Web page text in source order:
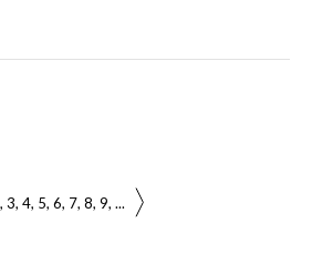
3 4 5 6 7 8 9 ...